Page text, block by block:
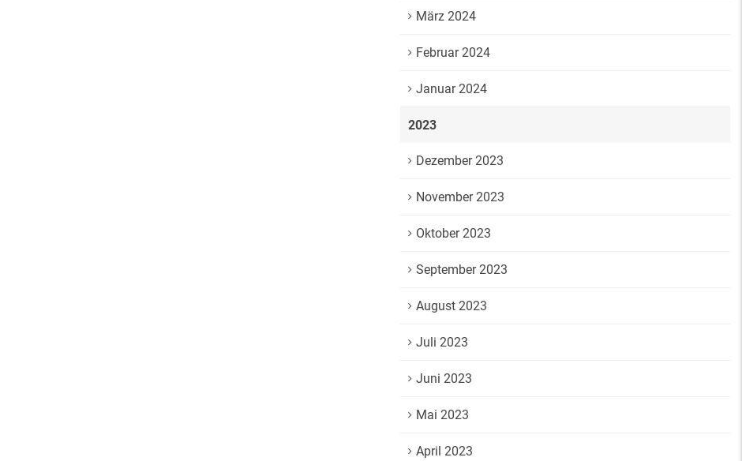
März 2024
Februar 2024
Januar 2024
2023
Dezember 2023
November 2023
Oktober 2023
September 2023
August 2023
Juli 2023
Juni 2023
Mai 2023
April 2023